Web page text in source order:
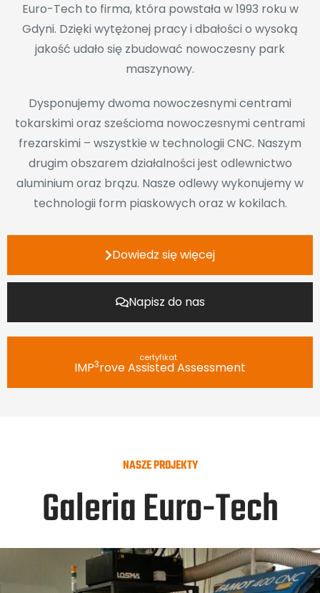
Euro-Tech to firma, która powstała w 1993 roku w
Gdyni. Dzięki wytężonej pracy i dbałości o wysoką
jakość udało się zbudować nowoczesny park
maszynowy.
Dysponujemy dwoma nowoczesnymi centrami
tokarskimi oraz sześcioma nowoczesnymi centrami
frezarskimi – wszystkie w technologii CNC. Naszym
drugim obszarem działalności jest odlewnictwo
aluminium oraz brązu. Nasze odlewy wykonujemy w
technologii form piaskowych oraz w kokilach.
Dowiedz się więcej
Napisz do nas
certyfikat
IMP3rove Assisted Assessment
NASZE PROJEKTY
Galeria Euro-Tech